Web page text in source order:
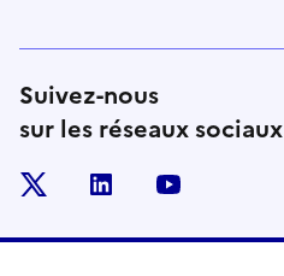
Suivez-nous
sur les réseaux sociaux
linkedin